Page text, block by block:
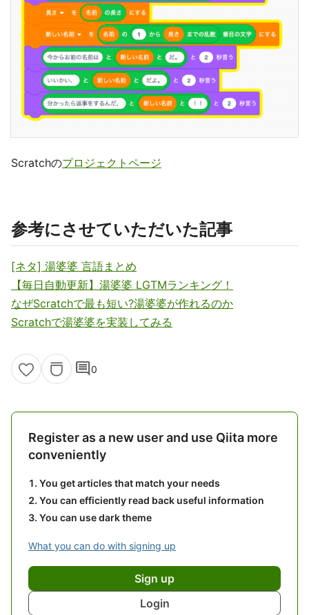
Scratchのプロジェクトページ
参考にさせていただいた記事
[ネタ] 湯婆婆 言語まとめ
【毎日自動更新】湯婆婆 LGTMランキング！
なぜScratchで最も短い?湯婆婆が作れるのか
Scratchで湯婆婆を実装してみる
comment0
Register as a new user and use Qiita more
conveniently
You get articles that match your needs
You can efficiently read back useful information
You can use dark theme
What you can do with signing up
Sign up
Login